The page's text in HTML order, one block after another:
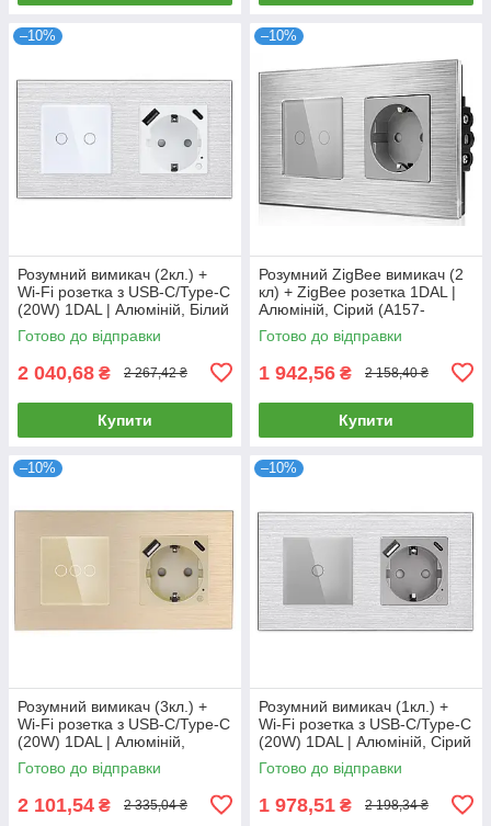
–10%
Розумний вимикач (2кл.) +
Wi-Fi розетка з USB-C/Type-C
(20W) 1DAL | Алюміній, Білий
(A157-GSW2G.WF-
STUTC.WF.WT)
Готово до відправки
2 040,68 ₴ 2 267,42 ₴
Купити
–10%
Розумний ZigBee вимикач (2
кл) + ZigBee розетка 1DAL |
Алюміній, Сірий (A157-
GSW2G.ZB-ST.ZB.GR)
Готово до відправки
1 942,56 ₴ 2 158,40 ₴
Купити
–10%
Розумний вимикач (3кл.) +
Wi-Fi розетка з USB-C/Type-C
(20W) 1DAL | Алюміній,
Золото (A157-GSW3G.WF-
STUTC.WF.GD)
Готово до відправки
2 101,54 ₴ 2 335,04 ₴
–10%
Розумний вимикач (1кл.) +
Wi-Fi розетка з USB-C/Type-C
(20W) 1DAL | Алюміній, Сірий
(A157-GSW1G.WF-
STUTC.WF.GR)
Готово до відправки
1 978,51 ₴ 2 198,34 ₴